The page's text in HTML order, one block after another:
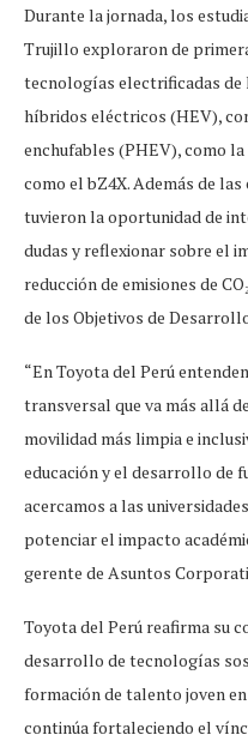
Durante la jornada, los
Trujillo exploraron de
tecnologías electrificadas de
híbridos eléctricos (HEV),
enchufables (PHEV), como
como el bZ4X. Además de
tuvieron la oportunidad de
dudas y reflexionar sobre el
reducción de emisiones de
de los Objetivos de
“En Toyota del Perú
transversal que va más allá
movilidad más limpia e
educación y el desarrollo de
acercamos a las
potenciar el impacto
gerente de Asuntos
Toyota del Perú reafirma su
desarrollo de tecnologías
formación de talento joven
continúa fortaleciendo el